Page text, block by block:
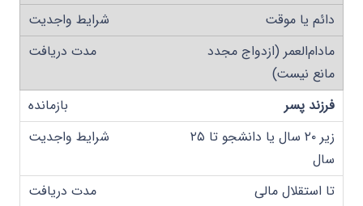
دائم یا موقت
مادام‌العمر (ازدواج مجدد
مانع نیست)
فرزند پسر
زیر ۲۰ سال یا دانشجو تا ۲۵
سال
تا استقلال مالی